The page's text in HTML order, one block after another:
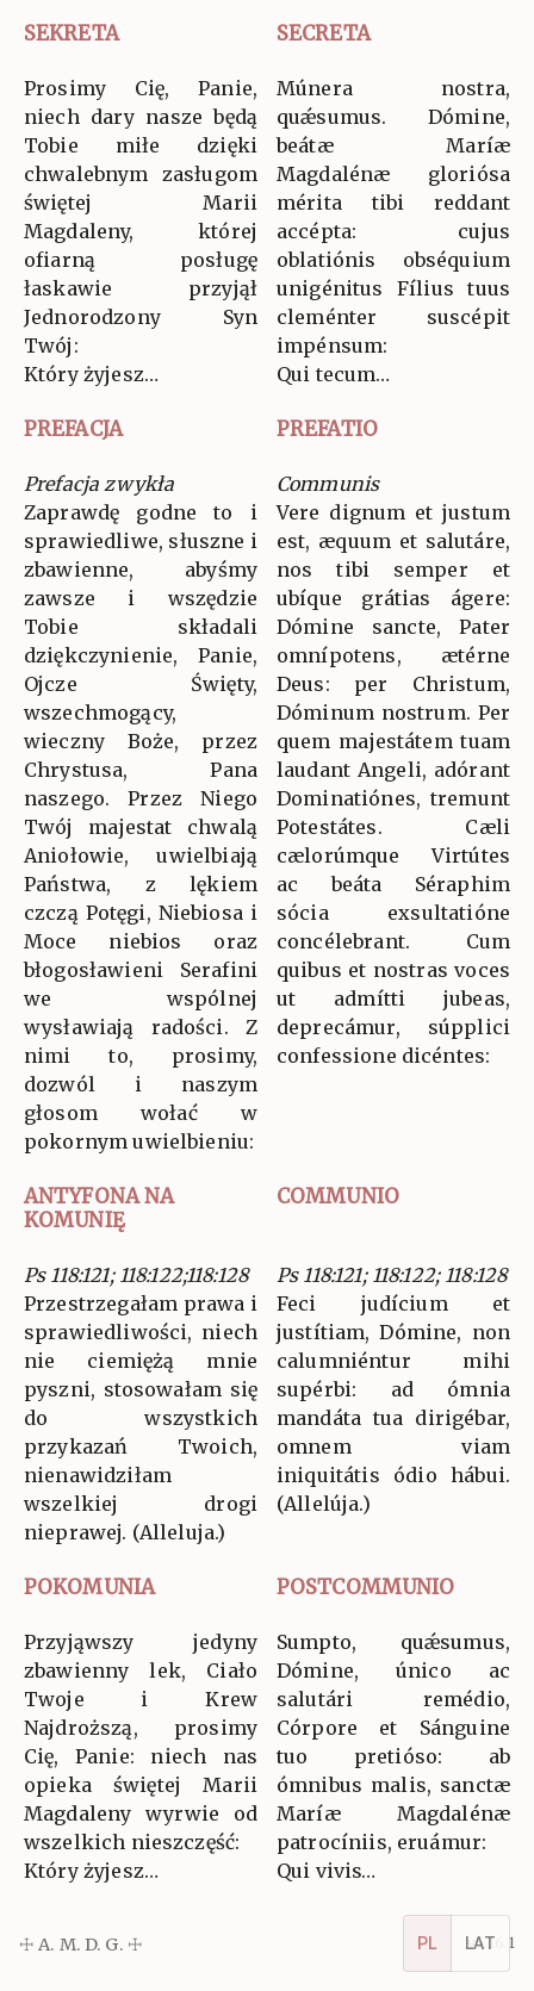
SEKRETA SECRETA
Prosimy Cię, Panie,
niech dary nasze będą
Tobie miłe dzięki
chwalebnym zasługom
świętej Marii
Magdaleny, której
ofiarną posługę
łaskawie przyjął
Jednorodzony Syn
Twój:
Który żyjesz…
Múnera nostra,
quǽsumus. Dómine,
beátæ Maríæ
Magdalénæ gloriósa
mérita tibi reddant
accépta: cujus
oblatiónis obséquium
unigénitus Fílius tuus
cleménter suscépit
impénsum:
Qui tecum…
PREFACJA PREFATIO
Prefacja zwykła
Zaprawdę godne to i
sprawiedliwe, słuszne i
zbawienne, abyśmy
zawsze i wszędzie
Tobie składali
dziękczynienie, Panie,
Ojcze Święty,
wszechmogący,
wieczny Boże, przez
Chrystusa, Pana
naszego. Przez Niego
Twój majestat chwalą
Aniołowie, uwielbiają
Państwa, z lękiem
czczą Potęgi, Niebiosa i
Moce niebios oraz
błogosławieni Serafini
we wspólnej
wysławiają radości. Z
nimi to, prosimy,
dozwól i naszym
głosom wołać w
pokornym uwielbieniu:
Communis
Vere dignum et justum
est, æquum et salutáre,
nos tibi semper et
ubíque grátias ágere:
Dómine sancte, Pater
omnípotens, ætérne
Deus: per Christum,
Dóminum nostrum. Per
quem majestátem tuam
laudant Angeli, adórant
Dominatiónes, tremunt
Potestátes. Cæli
cælorúmque Virtútes
ac beáta Séraphim
sócia exsultatióne
concélebrant. Cum
quibus et nostras voces
ut admítti jubeas,
deprecámur, súpplici
confessione dicéntes:
ANTYFONA NA
KOMUNIĘ
COMMUNIO
Ps 118:121; 118:122;118:128
Przestrzegałam prawa i
sprawiedliwości, niech
nie ciemiężą mnie
pyszni, stosowałam się
do wszystkich
przykazań Twoich,
nienawidziłam
wszelkiej drogi
nieprawej. (Alleluja.)
Ps 118:121; 118:122; 118:128
Feci judícium et
justítiam, Dómine, non
calumniéntur mihi
supérbi: ad ómnia
mandáta tua dirigébar,
omnem viam
iniquitátis ódio hábui.
(Allelúja.)
POKOMUNIA POSTCOMMUNIO
Przyjąwszy jedyny
zbawienny lek, Ciało
Twoje i Krew
Najdroższą, prosimy
Cię, Panie: niech nas
opieka świętej Marii
Magdaleny wyrwie od
wszelkich nieszczęść:
Który żyjesz…
Sumpto, quǽsumus,
Dómine, único ac
salutári remédio,
Córpore et Sánguine
tuo pretióso: ab
ómnibus malis, sanctæ
Maríæ Magdalénæ
patrocíniis, eruámur:
Qui vivis…
PL LAT
☩ A. M. D. G. ☩ v5.16.1